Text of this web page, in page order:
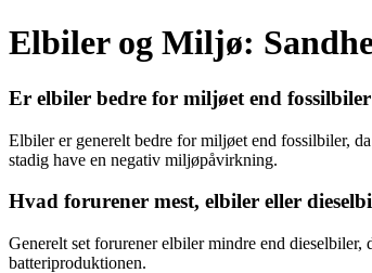
Elbiler og Miljø:
Er elbiler bedre for miljøet end
Elbiler er generelt bedre for miljøet end fossilbiler,
stadig have en negativ miljøpåvirkning.
Hvad forurener mest, elbiler eller
Generelt set forurener elbiler mindre end
batteriproduktionen.